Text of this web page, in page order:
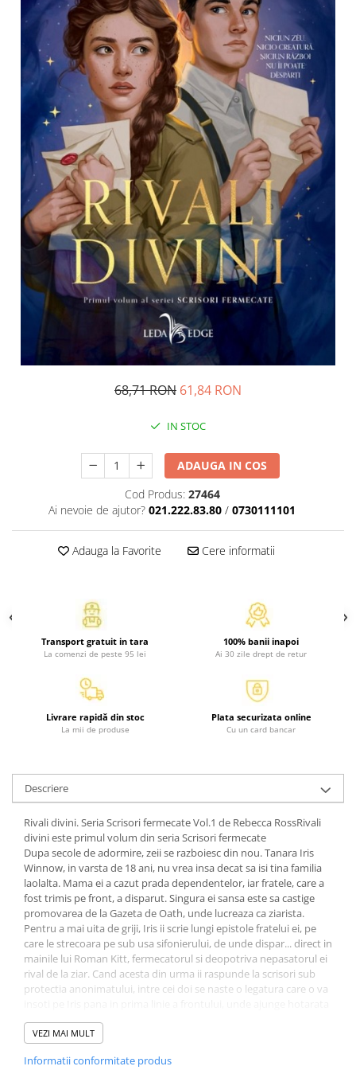
Management si leadership
Pedagogie
Resurse umane
Vanzari si marketing
Carte scolara
Atlase, dictionare si enciclopedii
Carte prescolara
Carte scolara
Dictionare de limba romana
Ghiduri de conversatie
Invatamant gimnazial
Invatamant primar
Invatarea limbilor straine
Liceu
Povesti si povestiri
Carti in limba engleza
Carti pentru copii
Atlase, dictionare si enciclopedii
Carti de colorat
Carti pentru copii
Literatura si fictiune
Povesti si povestiri
Atlase, dictionare si enciclopedii
Dictionare de limba romana
Diete si alimentatie sanatoasa
Diverse
Diverse
Feng Shui
Medicina alternativa
Sa nu razi :((
Drept
Legislatie
Fictiune
Actiune si Aventura
Actiune,aventura
Clasici
Fantasy
Istorica
68,71 RON 61,84 RON
IN STOC
ADAUGA IN COS
Cod Produs: 27464
Ai nevoie de ajutor? 021.222.83.80 / 0730111101
Adauga la Favorite Cere informatii
Transport gratuit in tara
La comenzi de peste 95 lei
100% banii inapoi
Ai 30 zile drept de retur
Livrare rapidă din stoc
La mii de produse
Plata securizata online
Cu un card bancar
Descriere
Rivali divini. Seria Scrisori fermecate Vol.1 de Rebecca RossRivali
divini este primul volum din seria Scrisori fermecate
Dupa secole de adormire, zeii se razboiesc din nou. Tanara Iris
Winnow, in varsta de 18 ani, nu vrea insa decat sa isi tina familia
laolalta. Mama ei a cazut prada dependentelor, iar fratele, care a
fost trimis pe front, a disparut. Singura ei sansa este sa castige
promovarea de la Gazeta de Oath, unde lucreaza ca ziarista.
Pentru a mai uita de griji, Iris ii scrie lungi epistole fratelui ei, pe
care le strecoara pe sub usa sifonierului, de unde dispar... direct in
mainile lui Roman Kitt, fermecatorul si deopotriva nepasatorul ei
rival de la ziar. Cand acesta din urma ii raspunde la scrisori sub
protectia anonimatului, intre cei doi se naste o legatura care o va
sa-si salveze fratele, omenirea, dar si dragostea.
Rivali divini este un roman fantasy plin de speranta, dar si de
VEZI MAI MULT
Informatii conformitate produs